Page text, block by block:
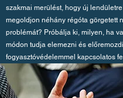
szakmai merülést, hogy új
megoldjon néhány régóta görgetett
problémát? Próbálja ki, milyen, ha
módon tudja elemezni és
fogyasztóvédelemmel kapcsolatos